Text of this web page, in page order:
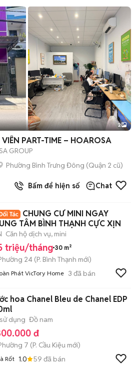
2
PART-TIME – HOAROSA
GROUP
Phường Bình Trưng Đông (Quận 2 cũ)
Bấm để hiện số Chat
CHUNG CƯ MINI NGAY
TÂM BÌNH THẠNH CỰC XỊN
Căn hộ dịch vụ, mini
triệu/tháng 30 m²
24 (P. Bình Thạnh mới)
Phát VicTory Home 3 đã bán
hoa Chanel Bleu de Chanel EDP
dụng Đồ nam
đ
7 (P. Cầu Kiệu mới)
Rốt 1.0 59 đã bán